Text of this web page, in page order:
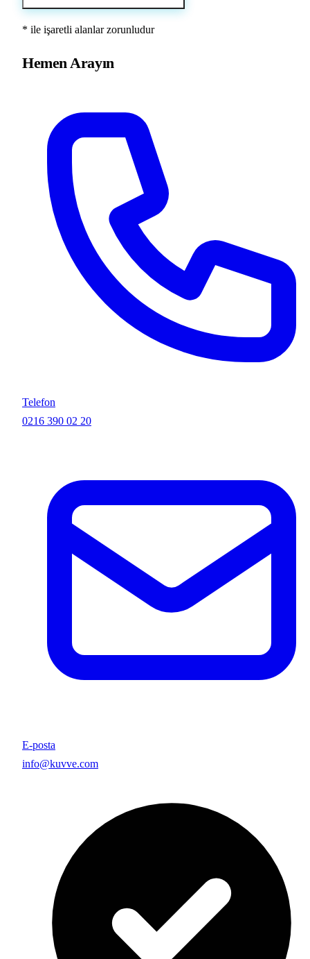
* ile işaretli alanlar zorunludur
Hemen Arayın
Telefon
0216 390 02 20
E-posta
info@kuvve.com